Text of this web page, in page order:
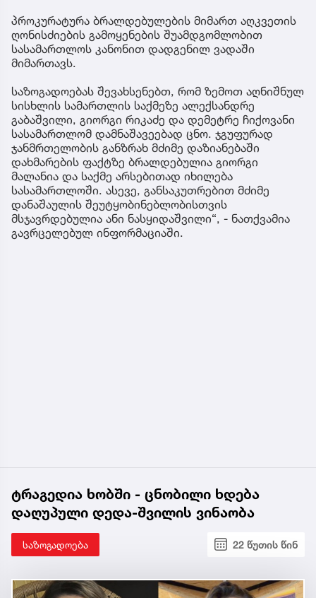
პროკურატურა ბრალდებულების მიმართ აღკვეთის
ღონისძიების გამოყენების შუამდგომლობით
სასამართლოს კანონით დადგენილ ვადაში
მიმართავს.
საზოგადოებას შევახსენებთ, რომ ზემოთ აღნიშნულ
სისხლის სამართლის საქმეზე ალექსანდრე
გაბაშვილი, გიორგი რიკაძე და დემეტრე ჩიქოვანი
სასამართლომ დამნაშავეებად ცნო. ჯგუფურად
ჯანმრთელობის განზრახ მძიმე დაზიანებაში
დახმარების ფაქტზე ბრალდებულია გიორგი
მალანია და საქმე არსებითად იხილება
სასამართლოში. ასევე, განსაკუთრებით მძიმე
დანაშაულის შეუტყობინებლობისთვის
მსჯავრდებულია ანი ნასყიდაშვილი“, - ნათქვამია
გავრცელებულ ინფორმაციაში.
ტრაგედია ხობში - ცნობილი ხდება
დაღუპული დედა-შვილის ვინაობა
საზოგადოება 22 წუთის წინ